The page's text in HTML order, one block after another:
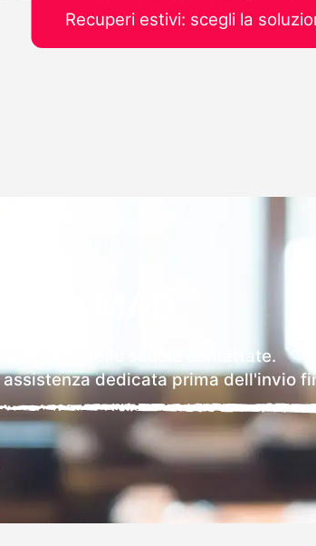
Recuperi estivi: scegli la
MAD
i dettagli delle scuole contattate.
dedicata prima dell'invio